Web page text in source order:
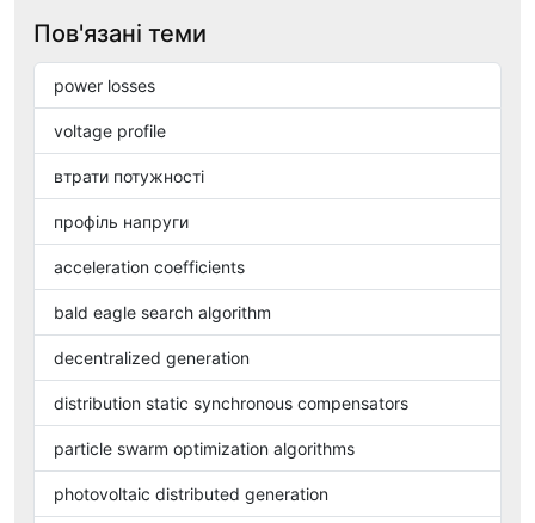
Пов'язані теми
power losses
voltage profile
втрати потужності
профіль напруги
acceleration coefficients
bald eagle search algorithm
decentralized generation
distribution static synchronous compensators
particle swarm optimization algorithms
photovoltaic distributed generation